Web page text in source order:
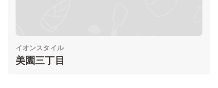
イオンスタイル
美園三丁目